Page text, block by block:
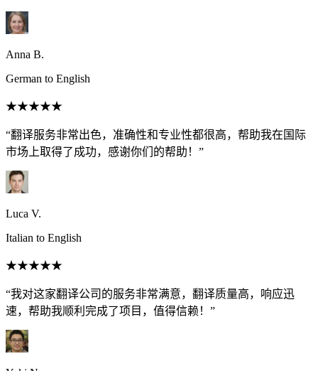
Anna B.
German to English
★★★★★
“翻译服务非常出色，准确性和专业性都很高，帮助我在国际
市场上取得了成功，感谢你们的帮助！”
Luca V.
Italian to English
★★★★★
“我对这家翻译公司的服务非常满意，翻译质量高，响应迅
速，帮助我顺利完成了项目，值得信赖！”